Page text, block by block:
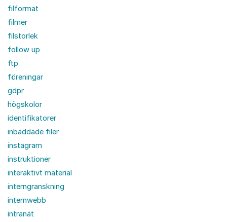
filformat
filmer
filstorlek
follow up
ftp
föreningar
gdpr
högskolor
identifikatorer
inbäddade filer
instagram
instruktioner
interaktivt material
interngranskning
internwebb
intranät